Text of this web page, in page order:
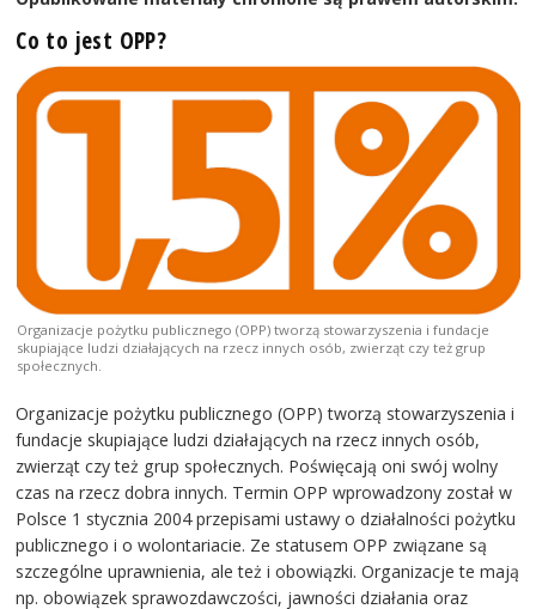
Co to jest OPP?
Organizacje pożytku publicznego (OPP) tworzą stowarzyszenia i fundacje
skupiające ludzi działających na rzecz innych osób, zwierząt czy też grup
społecznych.
Organizacje pożytku publicznego (OPP) tworzą stowarzyszenia i
fundacje skupiające ludzi działających na rzecz innych osób,
zwierząt czy też grup społecznych. Poświęcają oni swój wolny
czas na rzecz dobra innych. Termin OPP wprowadzony został w
Polsce 1 stycznia 2004 przepisami ustawy o działalności pożytku
publicznego i o wolontariacie. Ze statusem OPP związane są
szczególne uprawnienia, ale też i obowiązki. Organizacje te mają
np. obowiązek sprawozdawczości, jawności działania oraz